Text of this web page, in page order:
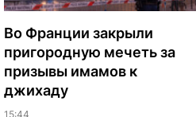
Во Франции закрыли
пригородную мечеть за
призывы имамов к
джихаду
15:44